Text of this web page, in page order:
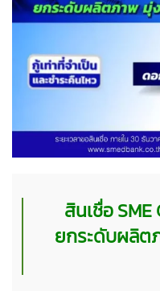
สินเชื่อ
ยกระดับผลิต